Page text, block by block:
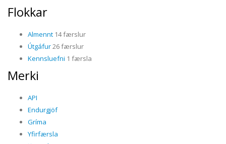
Flokkar
Almennt 14 færslur
Útgáfur26 færslur
Kennsluefni 1 færsla
Merki
API
Endurgjöf
Gríma
Yfirfærsla